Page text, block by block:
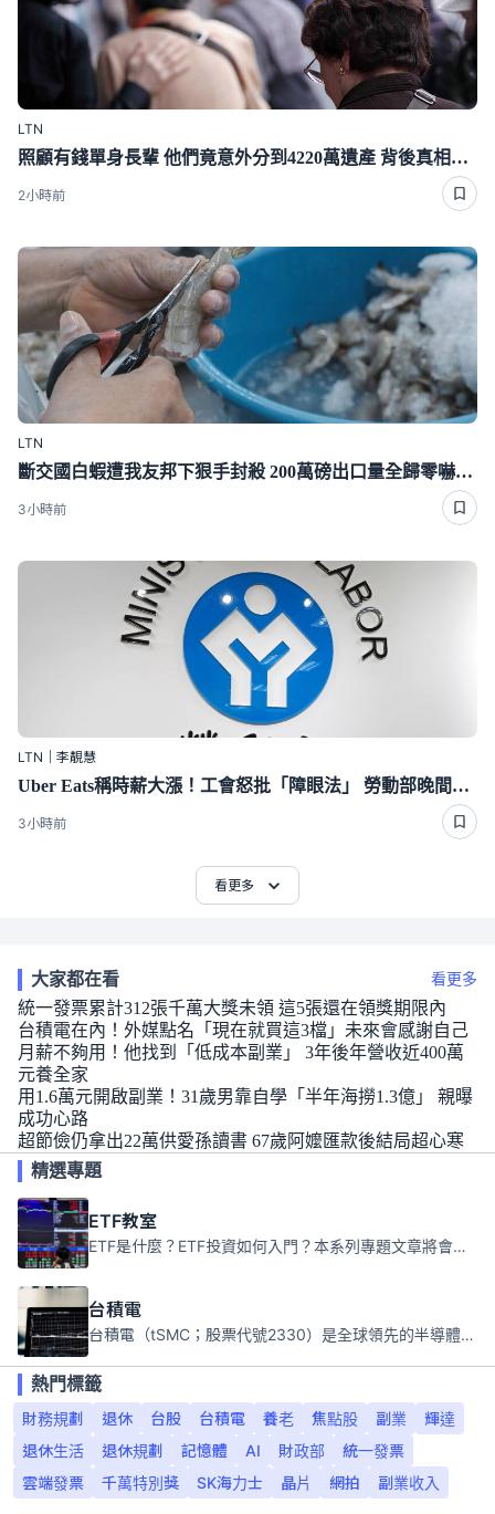
LTN
照顧有錢單身長輩 他們竟意外分到4220萬遺產 背後真相曝光了
2小時前
LTN
斷交國白蝦遭我友邦下狠手封殺 200萬磅出口量全歸零嚇崩了
3小時前
LTN｜李靚慧
Uber Eats稱時薪大漲！工會怒批「障眼法」 勞動部晚間定調：確實違法
3小時前
看更多
大家都在看 看更多
統一發票累計312張千萬大獎未領 這5張還在領獎期限內
台積電在內！外媒點名「現在就買這3檔」未來會感謝自己
月薪不夠用！他找到「低成本副業」 3年後年營收近400萬
元養全家
用1.6萬元開啟副業！31歲男靠自學「半年海撈1.3億」 親曝
成功心路
超節儉仍拿出22萬供愛孫讀書 67歲阿嬤匯款後結局超心寒
精選專題
ETF教室
ETF是什麼？ETF投資如何入門？本系列專題文章將會告訴你新手必須知道的ETF基礎知識。
台積電
台積電（tSMC；股票代號2330）是全球領先的半導體代工公司，成立於1987年，總部位於台灣新竹。且已於美國、日本、德國及中國設廠，台積電是全球首家專業積體電路製造服務公司，也是全球最先進和最大規模的半導體代工廠。
熱門標籤
財務規劃
退休 台股 台積電 養老 焦點股 副業
輝達
退休生活
退休規劃 記憶體 AI 財政部
統一發票
雲端發票
千萬特別獎 SK海力士 晶片 網拍 副業收入